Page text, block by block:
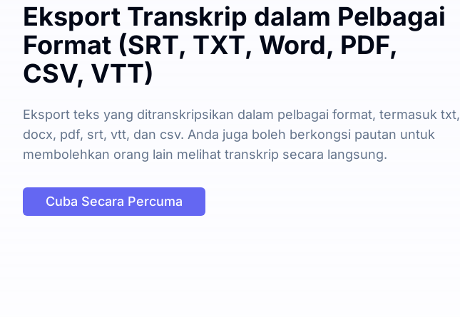
Eksport Transkrip dalam Pelbagai
Format (SRT, TXT, Word, PDF,
CSV, VTT)
Eksport teks yang ditranskripsikan dalam pelbagai format, termasuk txt,
docx, pdf, srt, vtt, dan csv. Anda juga boleh berkongsi pautan untuk
membolehkan orang lain melihat transkrip secara langsung.
Cuba Secara Percuma